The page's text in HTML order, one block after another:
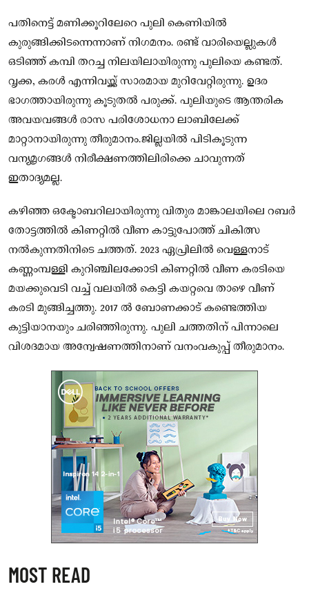
പതിനെട്ട് മണിക്കൂറിലേറെ പുലി കെണിയിൽ
കുരുങ്ങിക്കിടന്നെന്നാണ് നിഗമനം. രണ്ട് വാരിയെല്ലുകൾ
ഒടിഞ്ഞ് കമ്പി തറച്ച നിലയിലായിരുന്നു പുലിയെ കണ്ടത്.
വൃക്ക, കരൾ എന്നിവയ്ക്ക് സാരമായ മുറിവേറ്റിരുന്നു. ഉദര
ഭാഗത്തായിരുന്നു കൂടുതൽ പരുക്ക്. പുലിയുടെ ആന്തരിക
അവയവങ്ങൾ രാസ പരിശോധനാ ലാബിലേക്ക്
മാറ്റാനായിരുന്നു തീരുമാനം.ജില്ലയിൽ പിടികൂടുന്ന
വന്യമൃഗങ്ങൾ നിരീക്ഷണത്തിലിരിക്കെ ചാവുന്നത്
ഇതാദ്യമല്ല.
കഴിഞ്ഞ ഒക്ടോബറിലായിരുന്നു വിതുര മാങ്കാലയിലെ റബർ
തോട്ടത്തിൽ കിണറ്റിൽ വീണ കാട്ടുപോത്ത് ചികിത്സ
നൽകുന്നതിനിടെ ചത്തത്. 2023 ഏപ്രിലിൽ വെള്ളനാട്
കണ്ണംമ്പള്ളി കുറിഞ്ചിലക്കോടി കിണറ്റിൽ വീണ കരടിയെ
മയക്കുവെടി വച്ച് വലയിൽ കെട്ടി കയറ്റവെ താഴെ വീണ്
കരടി മുങ്ങിച്ചത്തു. 2017 ൽ ബോണക്കാട് കണ്ടെത്തിയ
കുട്ടിയാനയും ചരിഞ്ഞിരുന്നു. പുലി ചത്തതിന് പിന്നാലെ
വിശദമായ അന്വേഷണത്തിനാണ് വനംവകുപ്പ് തീരുമാനം.
MOST READ